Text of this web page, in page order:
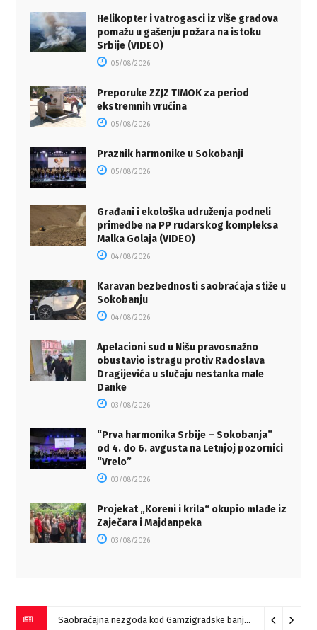
Helikopter i vatrogasci iz više gradova
pomažu u gašenju požara na istoku
Srbije (VIDEO)
05/08/2026
Preporuke ZZJZ TIMOK za period
ekstremnih vrućina
05/08/2026
Praznik harmonike u Sokobanji
05/08/2026
Građani i ekološka udruženja podneli
primedbe na PP rudarskog kompleksa
Malka Golaja (VIDEO)
04/08/2026
Karavan bezbednosti saobraćaja stiže u
Sokobanju
04/08/2026
Apelacioni sud u Nišu pravosnažno
obustavio istragu protiv Radoslava
Dragijevića u slučaju nestanka male
Danke
03/08/2026
“Prva harmonika Srbije – Sokobanja”
od 4. do 6. avgusta na Letnjoj pozornici
“Vrelo”
03/08/2026
Projekat „Koreni i krila“ okupio mlade iz
Zaječara i Majdanpeka
03/08/2026
Saobraćajna nezgoda kod Gamzigradske banje 05/08/2026